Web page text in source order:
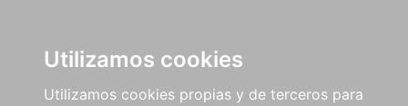
Utilizamos cookies
Utilizamos cookies propias y de terceros para